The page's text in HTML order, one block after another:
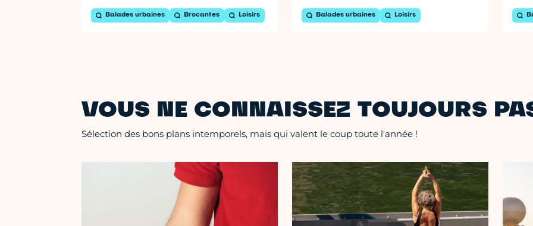
Balades urbaines Brocantes Loisirs Balades urbaines Loisirs
VOUS NE CONNAISSEZ TOUJOURS
Sélection des bons plans intemporels, mais qui valent le coup toute l'année !